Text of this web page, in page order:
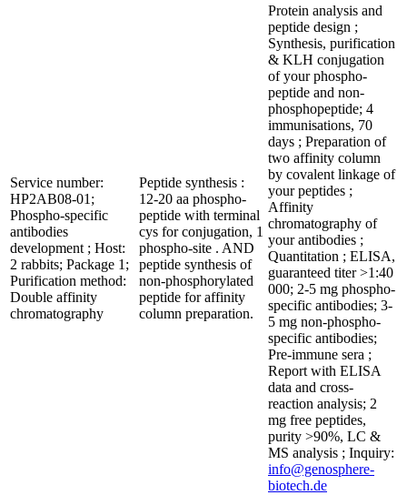
Service number:
HP2AB08-01;
Phospho-specific
antibodies
development ; Host:
2 rabbits; Package 1;
Purification method:
Double affinity
chromatography
Peptide synthesis :
12-20 aa phospho-
peptide with terminal
cys for conjugation, 1
phospho-site . AND
peptide synthesis of
non-phosphorylated
peptide for affinity
column preparation.
Protein analysis and
peptide design ;
Synthesis, purification
& KLH conjugation
of your phospho-
peptide and non-
phosphopeptide; 4
immunisations, 70
days ; Preparation of
two affinity column
by covalent linkage of
your peptides ;
Affinity
chromatography of
your antibodies ;
Quantitation ; ELISA,
guaranteed titer >1:40
000; 2-5 mg phospho-
specific antibodies; 3-
5 mg non-phospho-
specific antibodies;
Pre-immune sera ;
Report with ELISA
data and cross-
reaction analysis; 2
mg free peptides,
purity >90%, LC &
MS analysis ; Inquiry:
info@genosphere-
biotech.de